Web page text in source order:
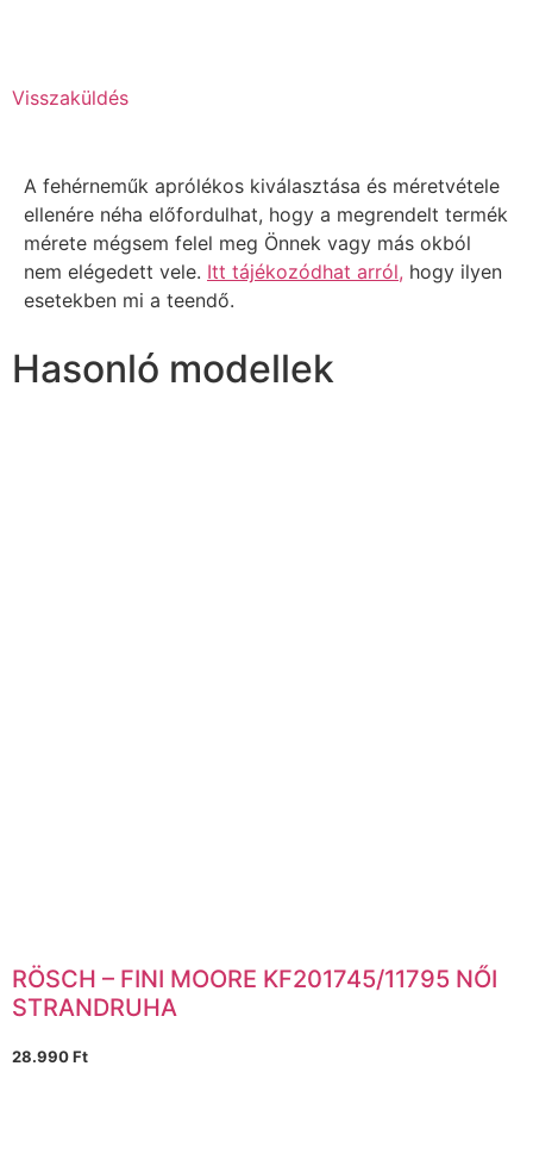
Visszaküldés
A fehérneműk aprólékos kiválasztása és méretvétele
ellenére néha előfordulhat, hogy a megrendelt termék
mérete mégsem felel meg Önnek vagy más okból
nem elégedett vele. Itt tájékozódhat arról, hogy ilyen
esetekben mi a teendő.
Hasonló modellek
RÖSCH – FINI MOORE KF201745/11795 NŐI
STRANDRUHA
28.990Ft